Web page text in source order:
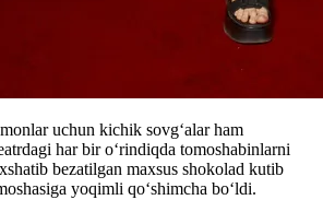
uchun kichik sovg‘alar ham
har bir o‘rindiqda tomoshabinlarni
bezatilgan maxsus shokolad kutib
yoqimli qo‘shimcha bo‘ldi.